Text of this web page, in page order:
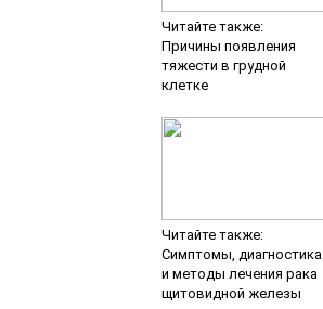
Читайте также:
Причины появления
тяжести в грудной
клетке
Читайте также:
Симптомы, диагностика
и методы лечения рака
щитовидной железы